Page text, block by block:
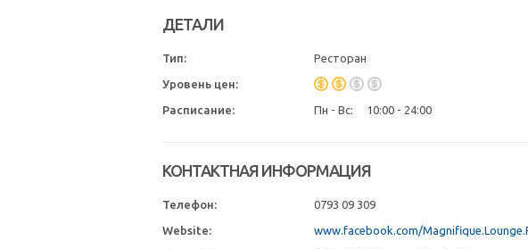
ДЕТАЛИ
Тип: Ресторан
Уровень цен:
Расписание: Пн - Вс: 10:00 - 24:00
КОНТАКТНАЯ ИНФОРМАЦИЯ
Телефон: 0793 09 309
Website: www.facebook.com/